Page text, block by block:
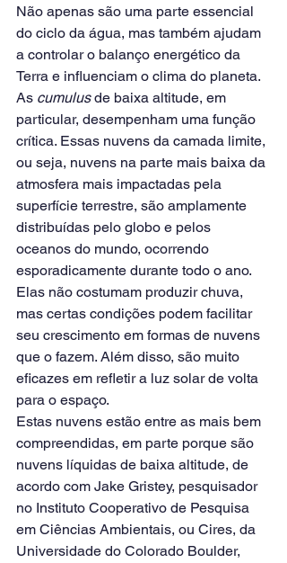
Não apenas são uma parte essencial
do ciclo da água, mas também ajudam
a controlar o balanço energético da
Terra e influenciam o clima do planeta.
As cumulus de baixa altitude, em
particular, desempenham uma função
crítica. Essas nuvens da camada limite,
ou seja, nuvens na parte mais baixa da
atmosfera mais impactadas pela
superfície terrestre, são amplamente
distribuídas pelo globo e pelos
oceanos do mundo, ocorrendo
esporadicamente durante todo o ano.
Elas não costumam produzir chuva,
mas certas condições podem facilitar
seu crescimento em formas de nuvens
que o fazem. Além disso, são muito
eficazes em refletir a luz solar de volta
para o espaço.
Estas nuvens estão entre as mais bem
compreendidas, em parte porque são
nuvens líquidas de baixa altitude, de
acordo com Jake Gristey, pesquisador
no Instituto Cooperativo de Pesquisa
em Ciências Ambientais, ou Cires, da
Universidade do Colorado Boulder,